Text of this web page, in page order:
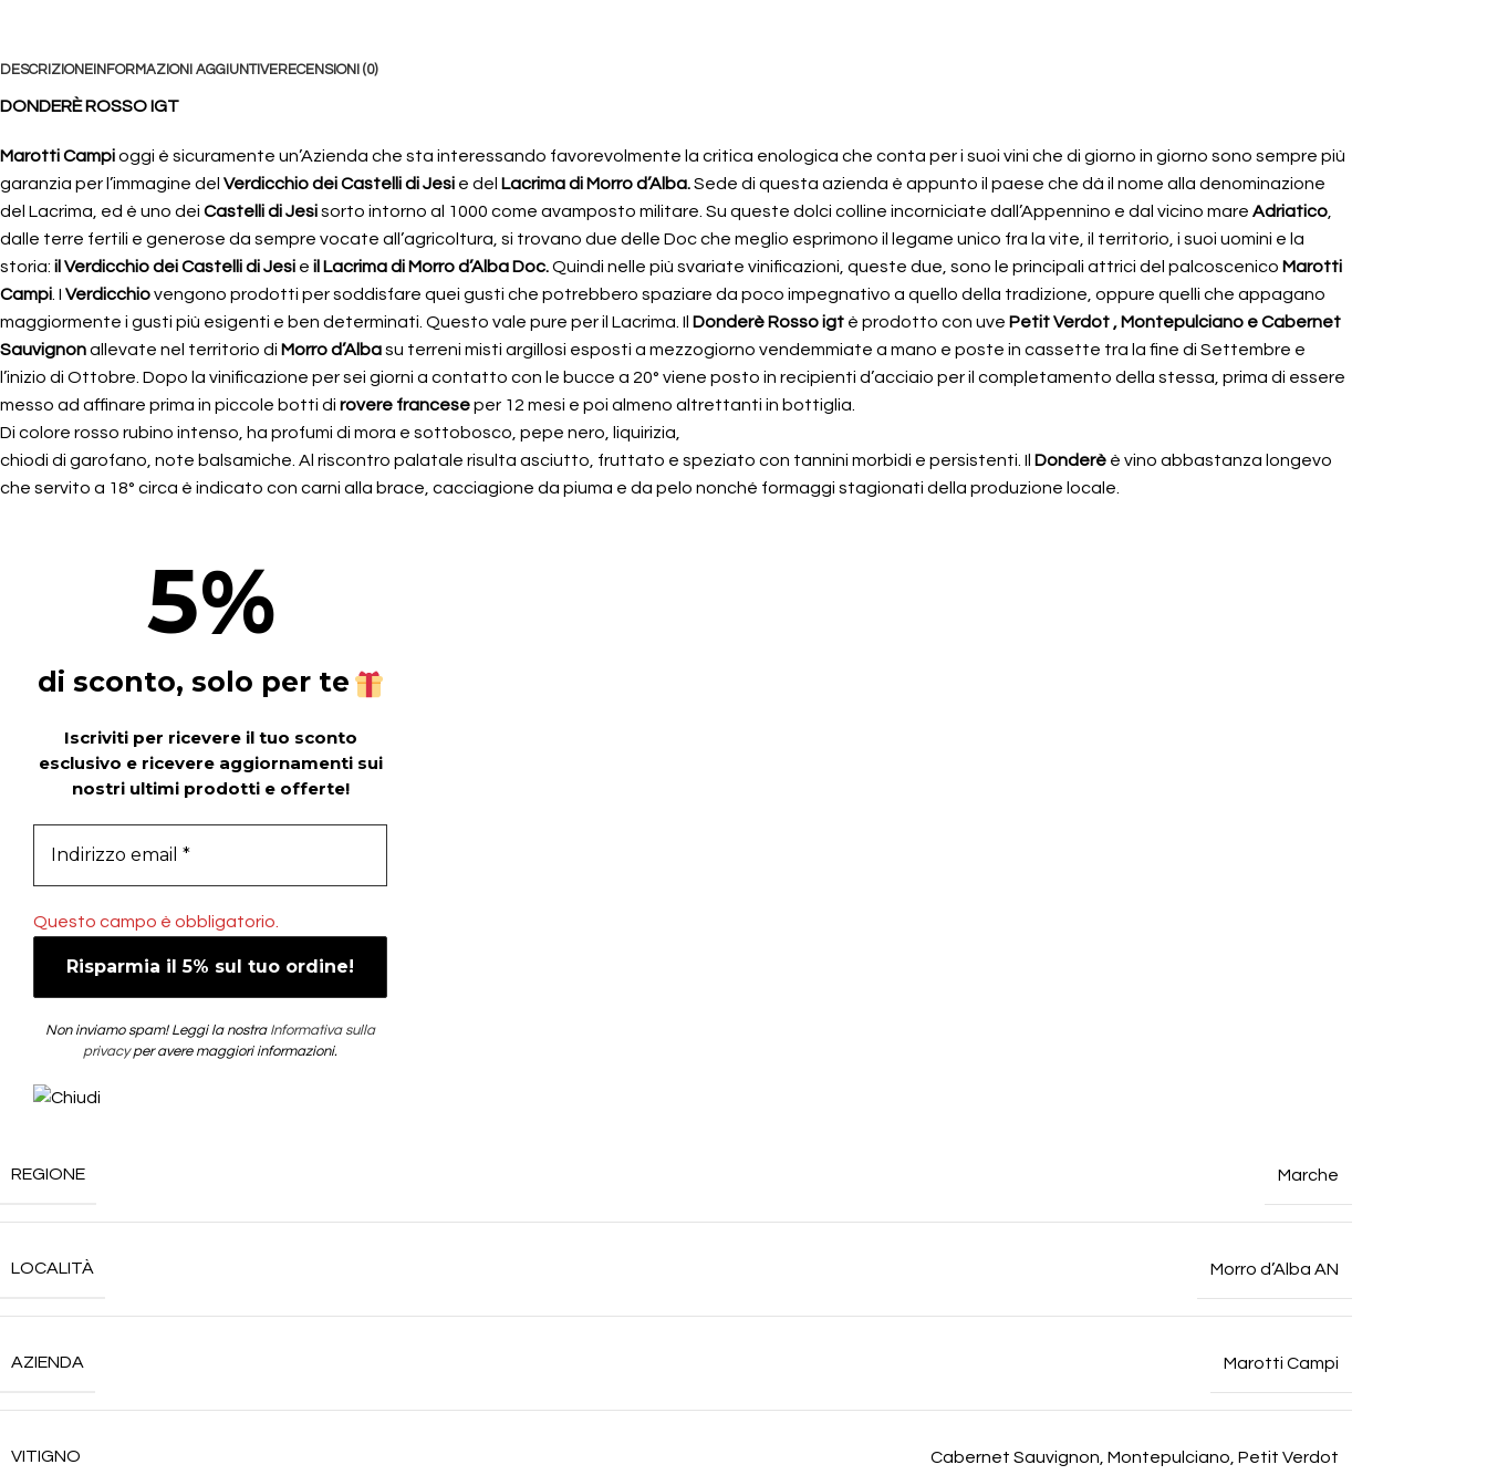
DESCRIZIONE INFORMAZIONI AGGIUNTIVERECENSIONI (0)
DONDERÈROSSO IGT
Marotti Campioggi è sicuramente un’Azienda che sta interessando favorevolmente la critica enologica che conta per i suoi vini che di giorno in giorno sono sempre più
garanzia per l’immagine del Verdicchio dei Castelli di Jesi e del Lacrima di Morro d’Alba.Sede di questa azienda è appunto il paese che dà il nome alla denominazione
del Lacrima, ed è uno dei Castelli di Jesisorto intorno al 1000 come avamposto militare. Su queste dolci colline incorniciate dall’Appennino e dal vicino mare Adriatico
dalle terre fertili e generose da sempre vocate all’agricoltura, si trovano due delle Doc che meglio esprimono il legame unico fra la vite, il territorio, i suoi uomini e la
storia: il Verdicchio dei Castelli di Jesi e il Lacrimadi Morro d’Alba Doc.Quindi nelle più svariate vinificazioni, queste due, sono le principali attrici del palcoscenico Marotti
Campi . I Verdicchiovengono prodotti per soddisfare quei gusti che potrebbero spaziare da poco impegnativo a quello della tradizione, oppure quelli che appagano
maggiormente i gusti più esigenti e ben determinati. Questo vale pure per il Lacrima. Il Donderè Rosso igt è prodotto con uve Petit Verdot , Montepulciano e Cabernet
Sauvignonallevate nel territorio di Morro d’Albasu terreni misti argillosi esposti a mezzogiorno vendemmiate a mano e poste in cassette tra la fine di Settembre e
l’inizio di Ottobre. Dopo la vinificazione per sei giorni a contatto con le bucce a 20° viene posto in recipienti d’acciaio per il completamento della stessa, prima di essere
messo ad affinare prima in piccole botti di rovere franceseper 12 mesi e poi almeno altrettanti in bottiglia.
Di colore rosso rubino intenso, ha profumi di mora e sottobosco, pepe nero, liquirizia,
chiodi di garofano, note balsamiche. Al riscontro palatale risulta asciutto, fruttato e speziato con tannini morbidi e persistenti. Il Donderè è vino abbastanza longevo
che servito a 18° circa è indicato con carni alla brace, cacciagione da piuma e da pelo nonché formaggi stagionati della produzione locale.
5%
di sconto, solo per te
Iscriviti per ricevere il tuo sconto
esclusivo e ricevere aggiornamenti sui
nostri ultimi prodotti e offerte!
Questo campo è obbligatorio.
Non inviamo spam! Leggi la nostra Informativa sulla
privacyper avere maggiori informazioni.
REGIONE Marche
LOCALITÀ Morro d’Alba AN
AZIENDA Marotti Campi
VITIGNO Cabernet Sauvignon Montepulciano Petit Verdot